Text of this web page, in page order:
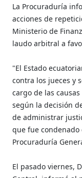
La Procuraduría
acciones de
Ministerio de
laudo arbitral a
"El Estado
contra los jueces y
cargo de las
según la decisión
de administrar
que fue condenado
Procuraduría
El pasado viernes,